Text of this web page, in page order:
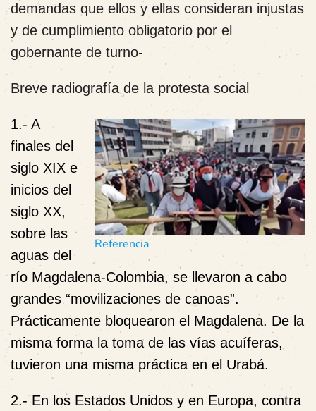
demandas que ellos y ellas consideran injustas
y de cumplimiento obligatorio por el
gobernante de turno-
Breve radiografía de la protesta social
Referencia
1.- A
finales del
siglo XIX e
inicios del
siglo XX,
sobre las
aguas del
río Magdalena-Colombia, se llevaron a cabo
grandes “movilizaciones de canoas”.
Prácticamente bloquearon el Magdalena. De la
misma forma la toma de las vías acuíferas,
tuvieron una misma práctica en el Urabá.
2.-En los Estados Unidos y en Europa, contra